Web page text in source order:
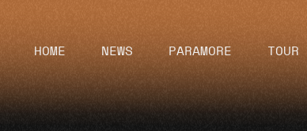
HOME NEWS PARAMORE TOUR